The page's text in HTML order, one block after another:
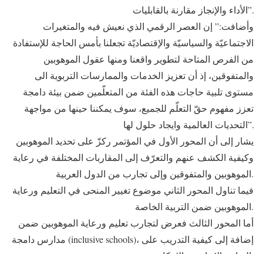
الأداء والإنجاز مقارنة بالقابليات”.
وأضافت:” إن العصر الرقمي الذي نعيش فيه والمتغيرات
الاجتماعيّة والسياسيّة والإقتصاديّة تجعلنا بأمس الحاجة للإستفادة
من الفرص المتاحة لتطوير واقعنا ومنها عقول الموهوبين
والمتفوقين، إذ أن تعزيز الخدمات والممارسات التربوية الى
مستوى تلبية حاجات هذه الفئة من المتعلّمين ضمن بيئة دامجة
تعزز مفهوم حقّ التعلّم للجميع، سوف يمكننا حينها من مواجهة
التحديات العالمية وايجاد حلول لها”.
يشار إلى أن المحور الأول في المؤتمر ركزّ على تحديد الموهوبين
وكيفية الكشف عنهم والتعرّف إلى المقاربات المختلفة في رعاية
الموهوبين والمتفوقين وإلى تجارب من الدول العربية.
فيما تناول المحور الثاني موضوع تغيير المنحى في التعليم ورعاية
الموهوبين ضمن التربية الخاصة.
أما المحور الثالث فعرض لتجارب تعليم ورعاية الموهوبين ضمن
مدارس دامجة (inclusive schools)، إضافة إلى كيفية التدريب على